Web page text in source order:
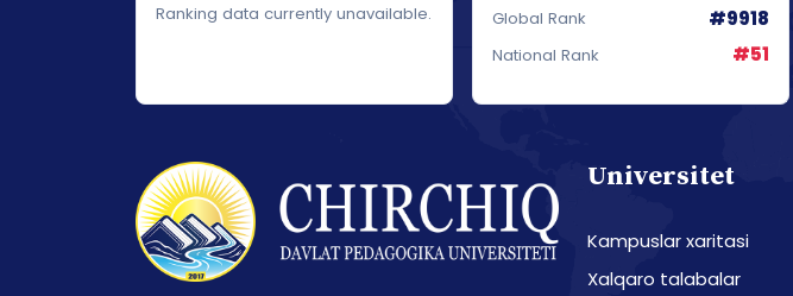
Ranking data currently unavailable. Global Rank #9918
National Rank #51
Universitet
Kampuslar xaritasi
Xalqaro talabalar